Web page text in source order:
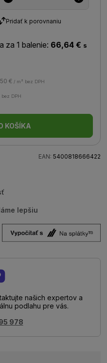
Pridať k porovnaniu
za 1 balenie: 66,64 € s
€ / m² bez DPH
bez DPH
KOŠÍKA
EAN: 5400818666422
lepšiu
našich expertov a
podlahu pre vás.
978